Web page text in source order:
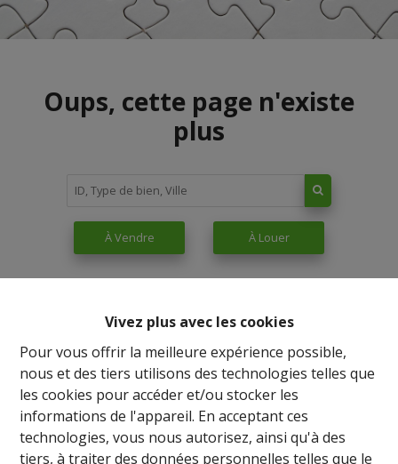
Vivez plus avec les cookies
Pour vous offrir la meilleure expérience possible,
nous et des tiers utilisons des technologies telles que
les cookies pour accéder et/ou stocker les
informations de l'appareil. En acceptant ces
technologies, vous nous autorisez, ainsi qu'à des
tiers, à traiter des données personnelles telles que le
Oups, cette page n'existe
plus
À Vendre À Louer